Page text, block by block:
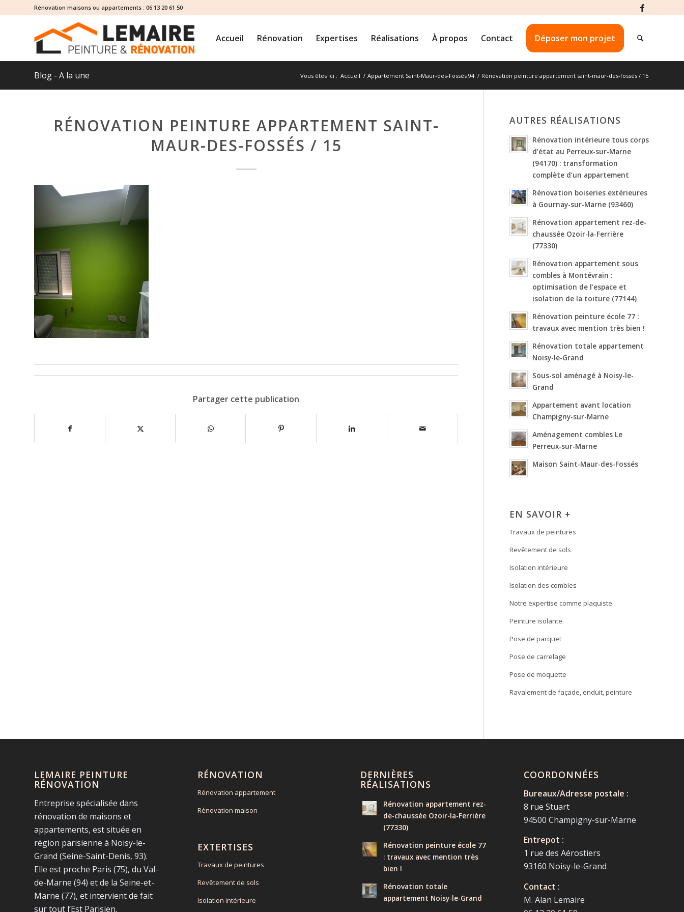
Rénovation maisons ou appartements : 06 13 20 61 50
Accueil Rénovation Expertises Réalisations À propos Contact Déposer mon projet
Blog - A la une Vous êtes ici : Accueil / Appartement Saint-Maur-des-Fossés 94 / Rénovation peinture appartement saint-maur-des-fossés / 15
RÉNOVATION PEINTURE APPARTEMENT SAINT-
MAUR-DES-FOSSÉS / 15
Partager cette publication
AUTRES RÉALISATIONS
Rénovation intérieure tous corps
d’état au Perreux-sur-Marne
(94170) : transformation
complète d’un appartement
Rénovation boiseries extérieures
à Gournay-sur-Marne (93460)
Rénovation appartement rez-de-
chaussée Ozoir-la-Ferrière
(77330)
Rénovation appartement sous
combles à Montévrain :
optimisation de l’espace et
isolation de la toiture (77144)
Rénovation peinture école 77 :
travaux avec mention très bien !
Rénovation totale appartement
Noisy-le-Grand
Sous-sol aménagé à Noisy-le-
Grand
Appartement avant location
Champigny-sur-Marne
Aménagement combles Le
Perreux-sur-Marne
Maison Saint-Maur-des-Fossés
EN SAVOIR +
Travaux de peintures
Revêtement de sols
Isolation intérieure
Isolation des combles
Notre expertise comme plaquiste
Peinture isolante
Pose de parquet
Pose de carrelage
Pose de moquette
Ravalement de façade, enduit, peinture
LEMAIRE PEINTURE
RÉNOVATION
Entreprise spécialisée dans
rénovation de maisons et
appartements, est située en
région parisienne à Noisy-le-
Grand (Seine-Saint-Denis, 93).
Elle est proche Paris (75), du Val-
de-Marne (94) et de la Seine-et-
Marne (77), et intervient de fait
sur tout l’Est Parisien.
RÉNOVATION
Rénovation appartement
Rénovation maison
EXTERTISES
Travaux de peintures
Revêtement de sols
Isolation intérieure
DERNIÈRES
RÉALISATIONS
Rénovation appartement rez-
de-chaussée Ozoir-la-Ferrière
(77330)
Rénovation peinture école 77
: travaux avec mention très
bien !
Rénovation totale
appartement Noisy-le-Grand
COORDONNÉES
Bureaux/Adresse postale :
8 rue Stuart
94500 Champigny-sur-Marne
Entrepot :
1 rue des Aérostiers
93160 Noisy-le-Grand
Contact :
M. Alan Lemaire